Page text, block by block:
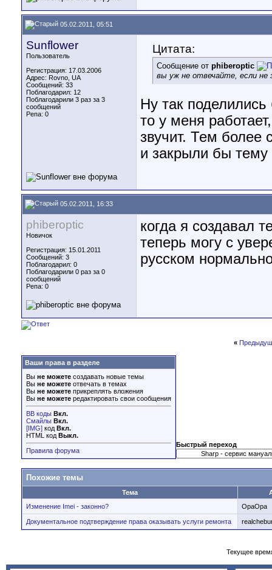
05.02.2011, 05:51
Sunflower
Пользователь
Регистрация: 17.03.2006
Адрес: Rovno, UA
Сообщений: 33
Поблагодарил: 12
Поблагодарили 3 раз за 3
сообщений
Репа: 0
Цитата:
Сообщение от phiberoptic
вы уж не отвечайте, если
Ну так поделились
то у меня
звучит. Тем более
и закрыли бы
05.02.2011, 16:33
phiberoptic
Новичок
Регистрация: 15.01.2011
Сообщений: 3
Поблагодарил: 0
Поблагодарили 0 раз за 0
сообщений
Репа: 0
когда я создавал
теперь могу с
русском
«
Ваши права в разделе
Вы не можете создавать новые темы
Вы не можете отвечать в темах
Вы не можете прикреплять вложения
Вы не можете редактировать свои сообщения
BB коды Вкл.
Смайлы Вкл.
[IMG] код Вкл.
HTML код Выкл.
Правила форума
Быстрый переход
Похожие темы
Тема
Изменение Imei - законно?
OpaOpa
Документальное подтверждение права оказывать услуги ремонта
Текущее